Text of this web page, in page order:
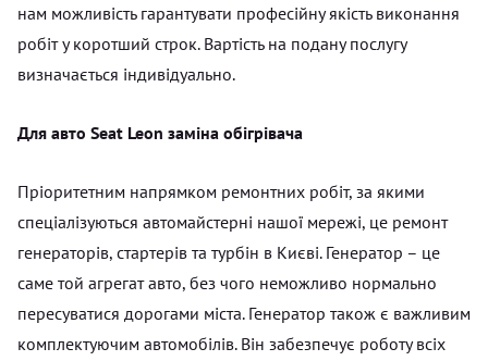
нам можливість гарантувати професійну якість виконання
робіт у коротший строк. Вартість на подану послугу
визначається індивідуально.
Для авто Seat Leon заміна обігрівача
Пріоритетним напрямком ремонтних робіт, за якими
спеціалізуються автомайстерні нашої мережі, це ремонт
генераторів, стартерів та турбін в Києві. Генератор – це
саме той агрегат авто, без чого неможливо нормально
пересуватися дорогами міста. Генератор також є важливим
комплектуючим автомобілів. Він забезпечує роботу всіх